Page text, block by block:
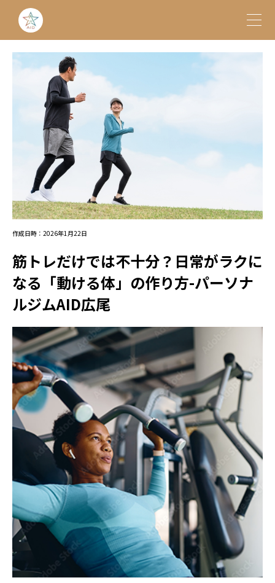
作成日時：2026年1月22日
筋トレだけでは不十分？日常がラクに
なる「動ける体」の作り方-パーソナ
ルジムAID広尾